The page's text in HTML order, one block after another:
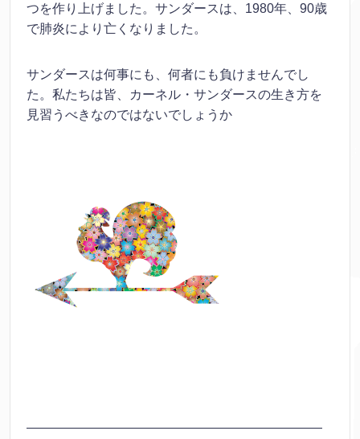
つを作り上げました。サンダースは、1980年、90歳
で肺炎により亡くなりました。
サンダースは何事にも、何者にも負けませんでし
た。私たちは皆、カーネル・サンダースの生き方を
見習うべきなのではないでしょうか
———————————————————————